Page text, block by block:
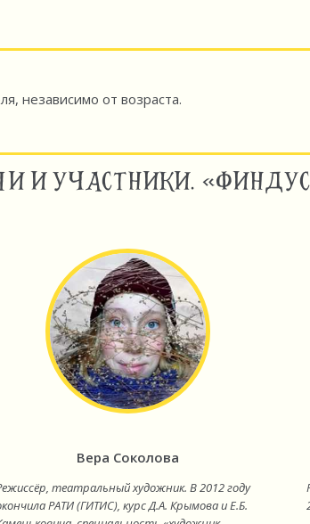
независимо от возраста.
И УЧАСТНИКИ.
Вера Соколова
театральный художник. В 2012 году
РАТИ (ГИТИС), курс Д.А. Крымова и Е.Б.